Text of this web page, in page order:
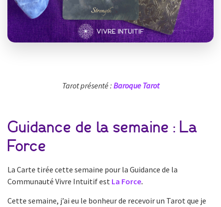
Tarot présenté : Baroque Tarot
Guidance de la semaine : La
Force
La Carte tirée cette semaine pour la Guidance de la
Communauté Vivre Intuitif est La Force.
Cette semaine, j’ai eu le bonheur de recevoir un Tarot que je